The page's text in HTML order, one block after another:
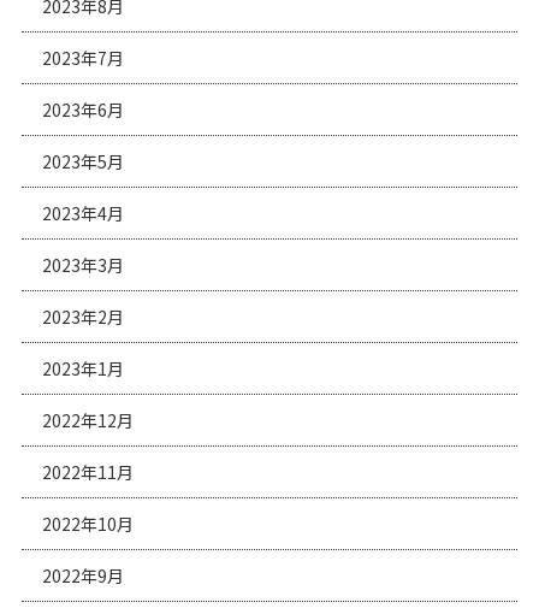
2023年8月
2023年7月
2023年6月
2023年5月
2023年4月
2023年3月
2023年2月
2023年1月
2022年12月
2022年11月
2022年10月
2022年9月